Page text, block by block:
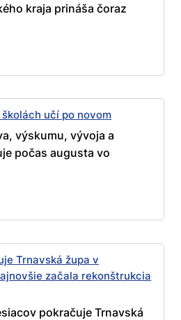
kraja prináša čoraz
učí po novom
výskumu, vývoja a
počas augusta vo
Trnavská župa v
začala rekonštrukcia
pokračuje Trnavská